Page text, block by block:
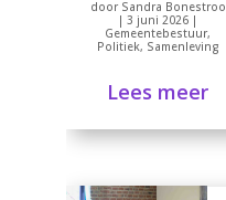
door Sandra Bonestroo
|3 juni 2026 |
Gemeentebestuur,
Politiek, Samenleving
Lees meer